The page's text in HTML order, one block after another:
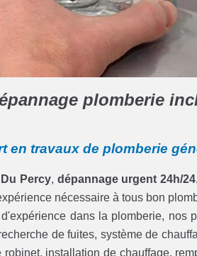
plomberie
en travaux de plomberie
Percy, dépannage urgent 24h/24
nécessaire à tous bon
dans la plomberie, nos
de fuites, système de
robinet, installation de chauffage,